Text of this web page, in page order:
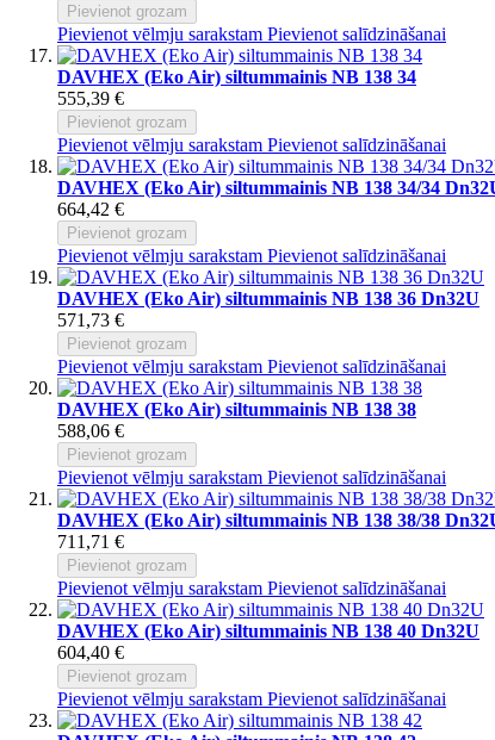
Pievienot grozam
Pievienot vēlmju sarakstam Pievienot salīdzināšanai
DAVHEX (Eko Air) siltummainis NB 138 34
555,39 €
Pievienot grozam
Pievienot vēlmju sarakstam Pievienot salīdzināšanai
DAVHEX (Eko Air) siltummainis NB 138 34/34
664,42 €
Pievienot grozam
Pievienot vēlmju sarakstam Pievienot salīdzināšanai
DAVHEX (Eko Air) siltummainis NB 138 36 Dn32U
571,73 €
Pievienot grozam
Pievienot vēlmju sarakstam Pievienot salīdzināšanai
DAVHEX (Eko Air) siltummainis NB 138 38
588,06 €
Pievienot grozam
Pievienot vēlmju sarakstam Pievienot salīdzināšanai
DAVHEX (Eko Air) siltummainis NB 138 38/38
711,71 €
Pievienot grozam
Pievienot vēlmju sarakstam Pievienot salīdzināšanai
DAVHEX (Eko Air) siltummainis NB 138 40 Dn32U
604,40 €
Pievienot grozam
Pievienot vēlmju sarakstam Pievienot salīdzināšanai